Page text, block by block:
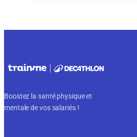
Boostez la santé physique et
mentale de vos salariés !